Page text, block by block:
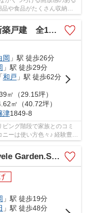
暮...
全1棟 1号棟
岡 」駅 徒歩26分
」駅 徒歩29分
「和戸 」駅 徒歩62分
㎡（29.15坪）
㎡（40.72坪）
津1849-8
ング階段で家族とのコミ
使い方色々♪ 経験豊富
...
築戸建 全2棟 1号棟
」駅 徒歩19分
」駅 徒歩48分